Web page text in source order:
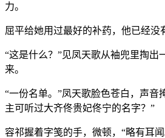
力。
屈平给她用过最好的补药，他已经没
“这是什么？”见凤天歌从袖兜里掏出
来。
“一份名单。”凤天歌脸色苍白，声音
主可听过大齐佟贵妃佟宁的名字？”
容祁握着字笺的手，微顿，“略有耳